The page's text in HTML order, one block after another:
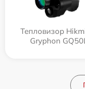
Тепловизор
Gryphon GQ50L